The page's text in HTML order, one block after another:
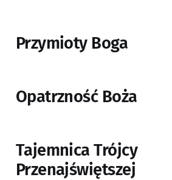
Przymioty Boga
Opatrzność Boża
Tajemnica Trójcy
Przenajświętszej